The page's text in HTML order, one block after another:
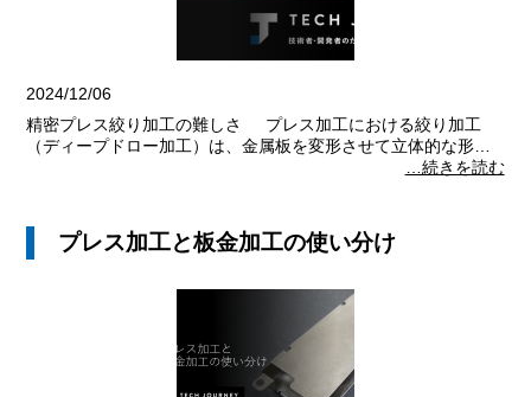
2024/12/06
精密プレス絞り加工の難しさ プレス加工における絞り加工
（ディープドロー加工）は、金属板を変形させて立体的な形…
…続きを読む
プレス加工と板金加工の使い分け